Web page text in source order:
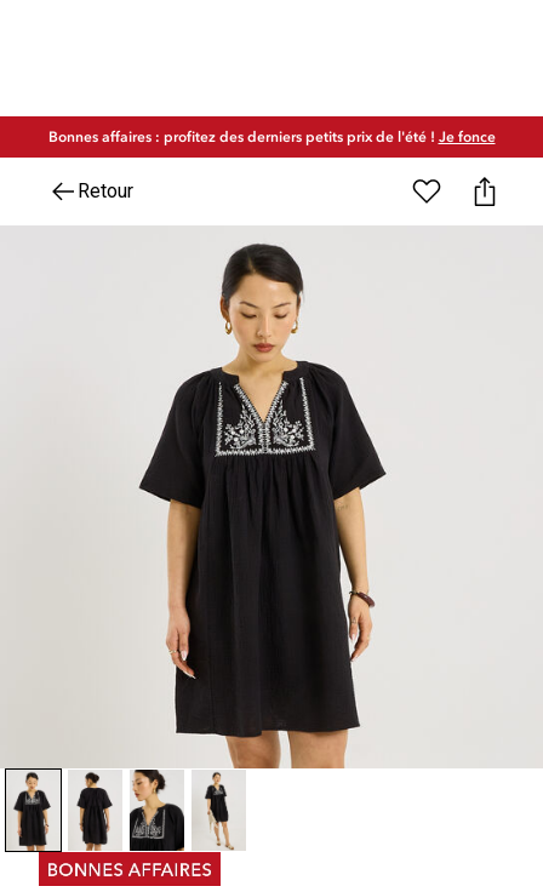
Bonnes affaires : profitez des derniers petits prix de l'été ! Je fonce
Retour